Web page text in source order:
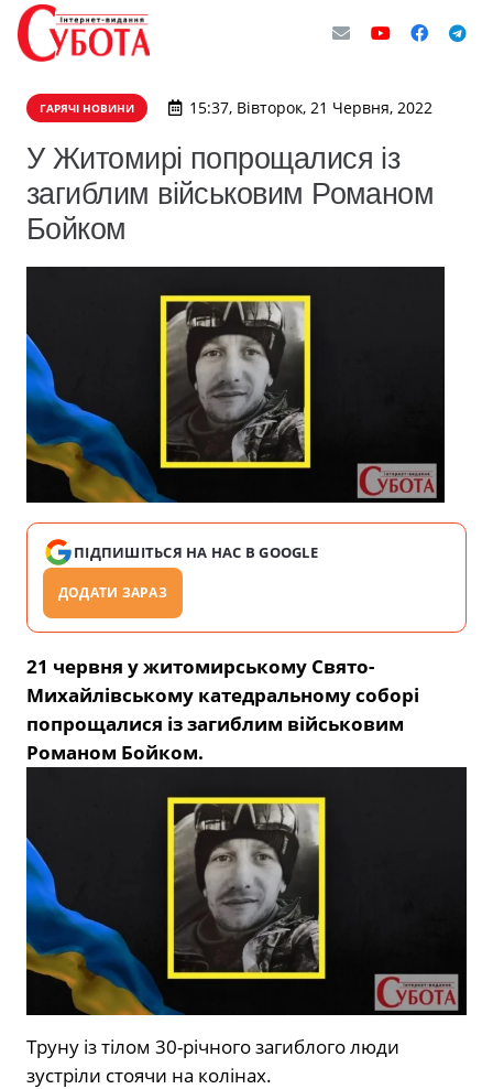
ГАРЯЧІ НОВИНИ 15:37, Вівторок, 21 Червня, 2022
У Житомирі попрощалися із
загиблим військовим Романом
Бойком
ПІДПИШІТЬСЯ НА НАС В GOOGLE
ДОДАТИ ЗАРАЗ
21 червня у житомирському Свято-
Михайлівському катедральному соборі
попрощалися із загиблим військовим
Романом Бойком.
Труну із тілом 30-річного загиблого люди
зустріли стоячи на колінах.